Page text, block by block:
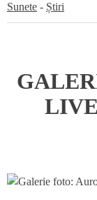
Sunete - Știri